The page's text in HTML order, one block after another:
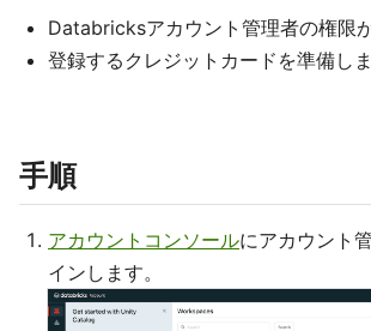
Databricksアカウント管理者の権限
登録するクレジットカードを準備しま
手順
アカウントコンソールにアカウント
インします。